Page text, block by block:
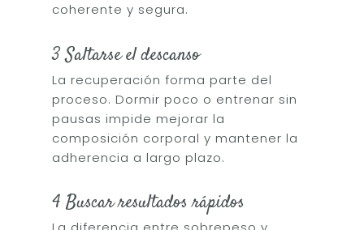
coherente y segura.
3 Saltarse el descanso
La recuperación forma parte del
proceso. Dormir poco o entrenar sin
pausas impide mejorar la
composición corporal y mantener la
adherencia a largo plazo.
4 Buscar resultados rápidos